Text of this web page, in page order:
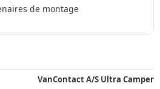
de montage
VanContact A/S Ultra Camper